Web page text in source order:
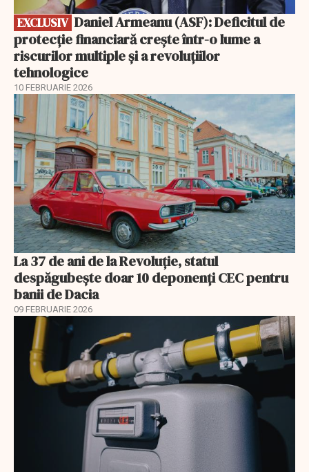
EXCLUSIV
protecție financiară crește într-o lume a
riscurilor multiple și a revoluțiilor
tehnologice
10 FEBRUARIE 2026
La 37 de ani de la Revoluție, statul
despăgubește doar 10 deponenți CEC pentru
banii de Dacia
09 FEBRUARIE 2026